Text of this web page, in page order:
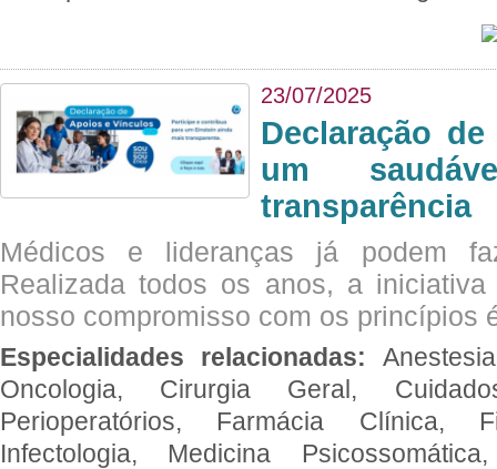
23/07/2025
Declaração
um
transparência
Médicos e lideranças já podem
Realizada todos os anos, a
nosso compromisso com os princípios
Especialidades relacionadas:
Oncologia, Cirurgia Geral,
Perioperatórios, Farmácia Clínica,
Infectologia, Medicina